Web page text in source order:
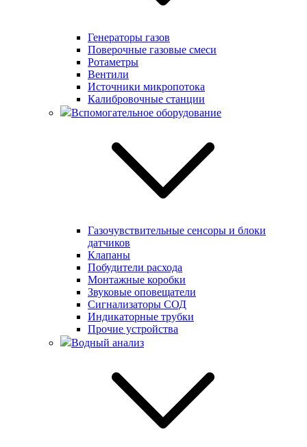
Генераторы газов
Поверочные газовые смеси
Ротаметры
Вентили
Источники микропотока
Калибровочные станции
Вспомогательное оборудование
Газочувствительные сенсоры и блоки
датчиков
Клапаны
Побудители расхода
Монтажные коробки
Звуковые оповещатели
Сигнализаторы СОД
Индикаторные трубки
Прочие устройства
Водный анализ